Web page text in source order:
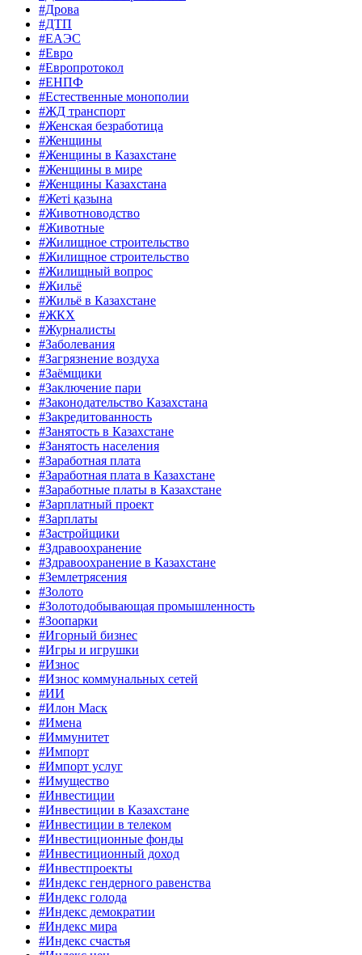
#Дрова
#ДТП
#ЕАЭС
#Евро
#Европротокол
#ЕНПФ
#Естественные монополии
#ЖД транспорт
#Женская безработица
#Женщины
#Женщины в Казахстане
#Женщины в мире
#Женщины Казахстана
#Жеті қазына
#Животноводство
#Животные
#Жилищное строительство
#Жилищное строительство
#Жилищный вопрос
#Жильё
#Жильё в Казахстане
#ЖКХ
#Журналисты
#Заболевания
#Загрязнение воздуха
#Заёмщики
#Заключение пари
#Законодательство Казахстана
#Закредитованность
#Занятость в Казахстане
#Занятость населения
#Заработная плата
#Заработная плата в Казахстане
#Заработные платы в Казахстане
#Зарплатный проект
#Зарплаты
#Застройщики
#Здравоохранение
#Здравоохранение в Казахстане
#Землетрясения
#Золото
#Золотодобывающая промышленность
#Зоопарки
#Игорный бизнес
#Игры и игрушки
#Износ
#Износ коммунальных сетей
#ИИ
#Илон Маск
#Имена
#Иммунитет
#Импорт
#Импорт услуг
#Имущество
#Инвестиции
#Инвестиции в Казахстане
#Инвестиции в телеком
#Инвестиционные фонды
#Инвестиционный доход
#Инвестпроекты
#Индекс гендерного равенства
#Индекс голода
#Индекс демократии
#Индекс мира
#Индекс счастья